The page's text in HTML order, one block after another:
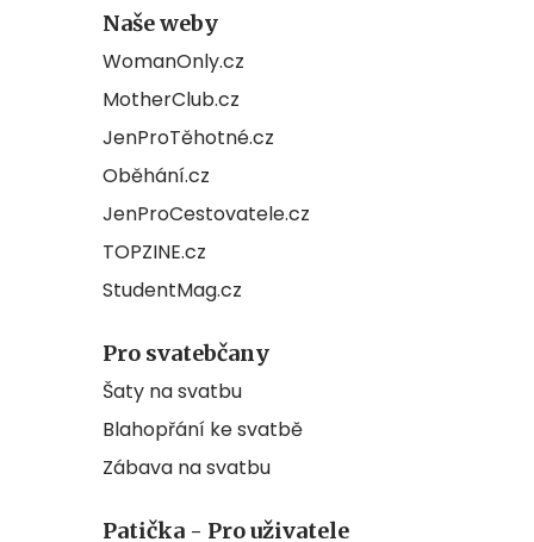
Naše weby
WomanOnly.cz
MotherClub.cz
JenProTěhotné.cz
Oběhání.cz
JenProCestovatele.cz
TOPZINE.cz
StudentMag.cz
Pro svatebčany
Šaty na svatbu
Blahopřání ke svatbě
Zábava na svatbu
Patička - Pro uživatele